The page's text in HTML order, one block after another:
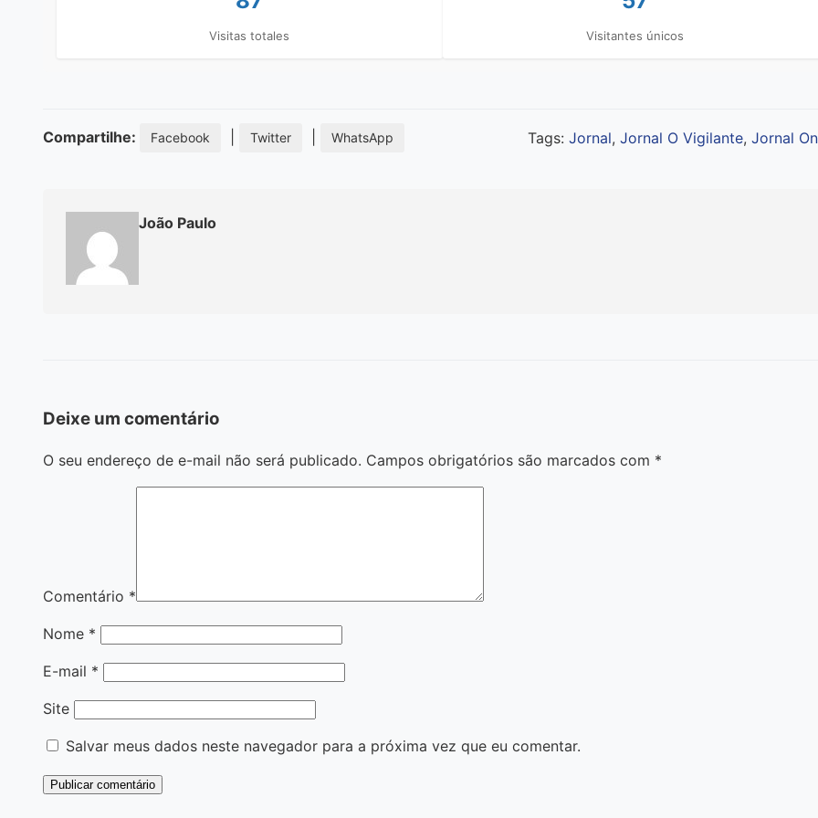
Visitas totales Visitantes únicos
Compartilhe: Facebook Twitter WhatsApp Tags: Jornal, Jornal O Vigilante, Jornal
João Paulo
Deixe um comentário
O seu endereço de e-mail não será publicado. Campos obrigatórios são marcados com *
Comentário *
Nome *
E-mail *
Site
Salvar meus dados neste navegador para a próxima vez que eu comentar.